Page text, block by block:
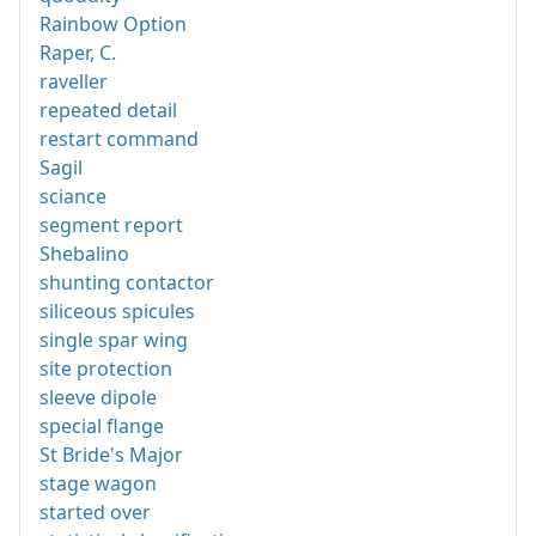
Rainbow Option
Raper, C.
raveller
repeated detail
restart command
Sagil
sciance
segment report
Shebalino
shunting contactor
siliceous spicules
single spar wing
site protection
sleeve dipole
special flange
St Bride's Major
stage wagon
started over